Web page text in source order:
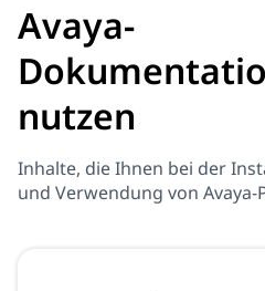
Avaya-
nutzen
Inhalte, die Ihnen bei der
und Verwendung von